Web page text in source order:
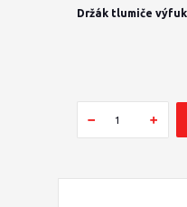
Držák tlumiče